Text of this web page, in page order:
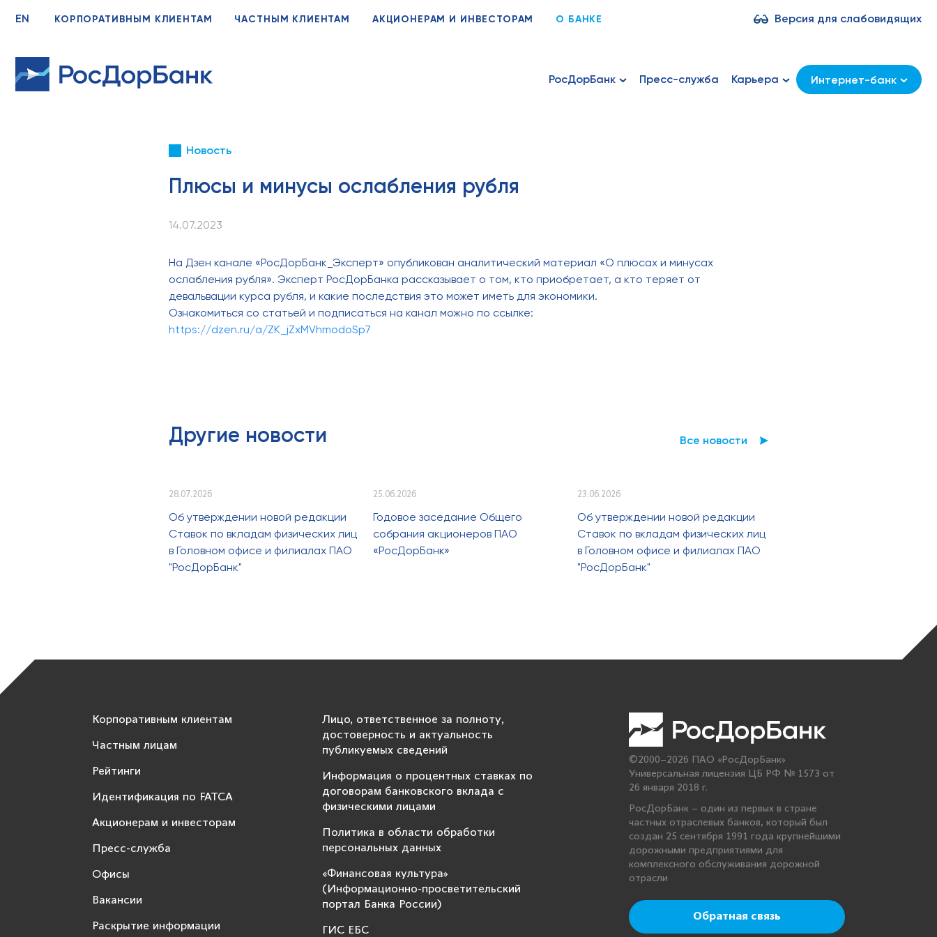
EN КОРПОРАТИВНЫМ КЛИЕНТАМ ЧАСТНЫМ КЛИЕНТАМ АКЦИОНЕРАМ И ИНВЕСТОРАМ О БАНКЕ Версия для слабовидящих
РосДорБанк Пресс-служба Карьера Интернет-банк
Новость
Плюсы и минусы ослабления рубля
14.07.2023
На Дзен канале «РосДорБанк_Эксперт» опубликован аналитический материал «О плюсах и минусах
ослабления рубля». Эксперт РосДорБанка рассказывает о том, кто приобретает, а кто теряет от
девальвации курса рубля, и какие последствия это может иметь для экономики.
Ознакомиться со статьей и подписаться на канал можно по ссылке:
https://dzen.ru/a/ZK_jZxMVhmodoSp7
Другие новости Все новости
28.07.2026
Об утверждении новой редакции
Ставок по вкладам физических лиц
в Головном офисе и филиалах ПАО
"РосДорБанк"
25.06.2026
Годовое заседание Общего
собрания акционеров ПАО
«РосДорБанк»
23.06.2026
Об утверждении новой редакции
Ставок по вкладам физических лиц
в Головном офисе и филиалах ПАО
"РосДорБанк"
Корпоративным клиентам
Частным лицам
Рейтинги
Идентификация по FATCA
Акционерам и инвесторам
Пресс-служба
Офисы
Вакансии
Раскрытие информации
Лицо, ответственное за полноту,
достоверность и актуальность
публикуемых сведений
Информация о процентных ставках по
договорам банковского вклада с
физическими лицами
Политика в области обработки
персональных данных
«Финансовая культура»
(Информационно-просветительский
портал Банка России)
ГИС ЕБС
©2000–2026 ПАО «РосДорБанк»
Универсальная лицензия ЦБ РФ № 1573 от
26 января 2018 г.
РосДорБанк – один из первых в стране
частных отраслевых банков, который был
создан 25 сентября 1991 года крупнейшими
дорожными предприятиями для
комплексного обслуживания дорожной
отрасли
Обратная связь